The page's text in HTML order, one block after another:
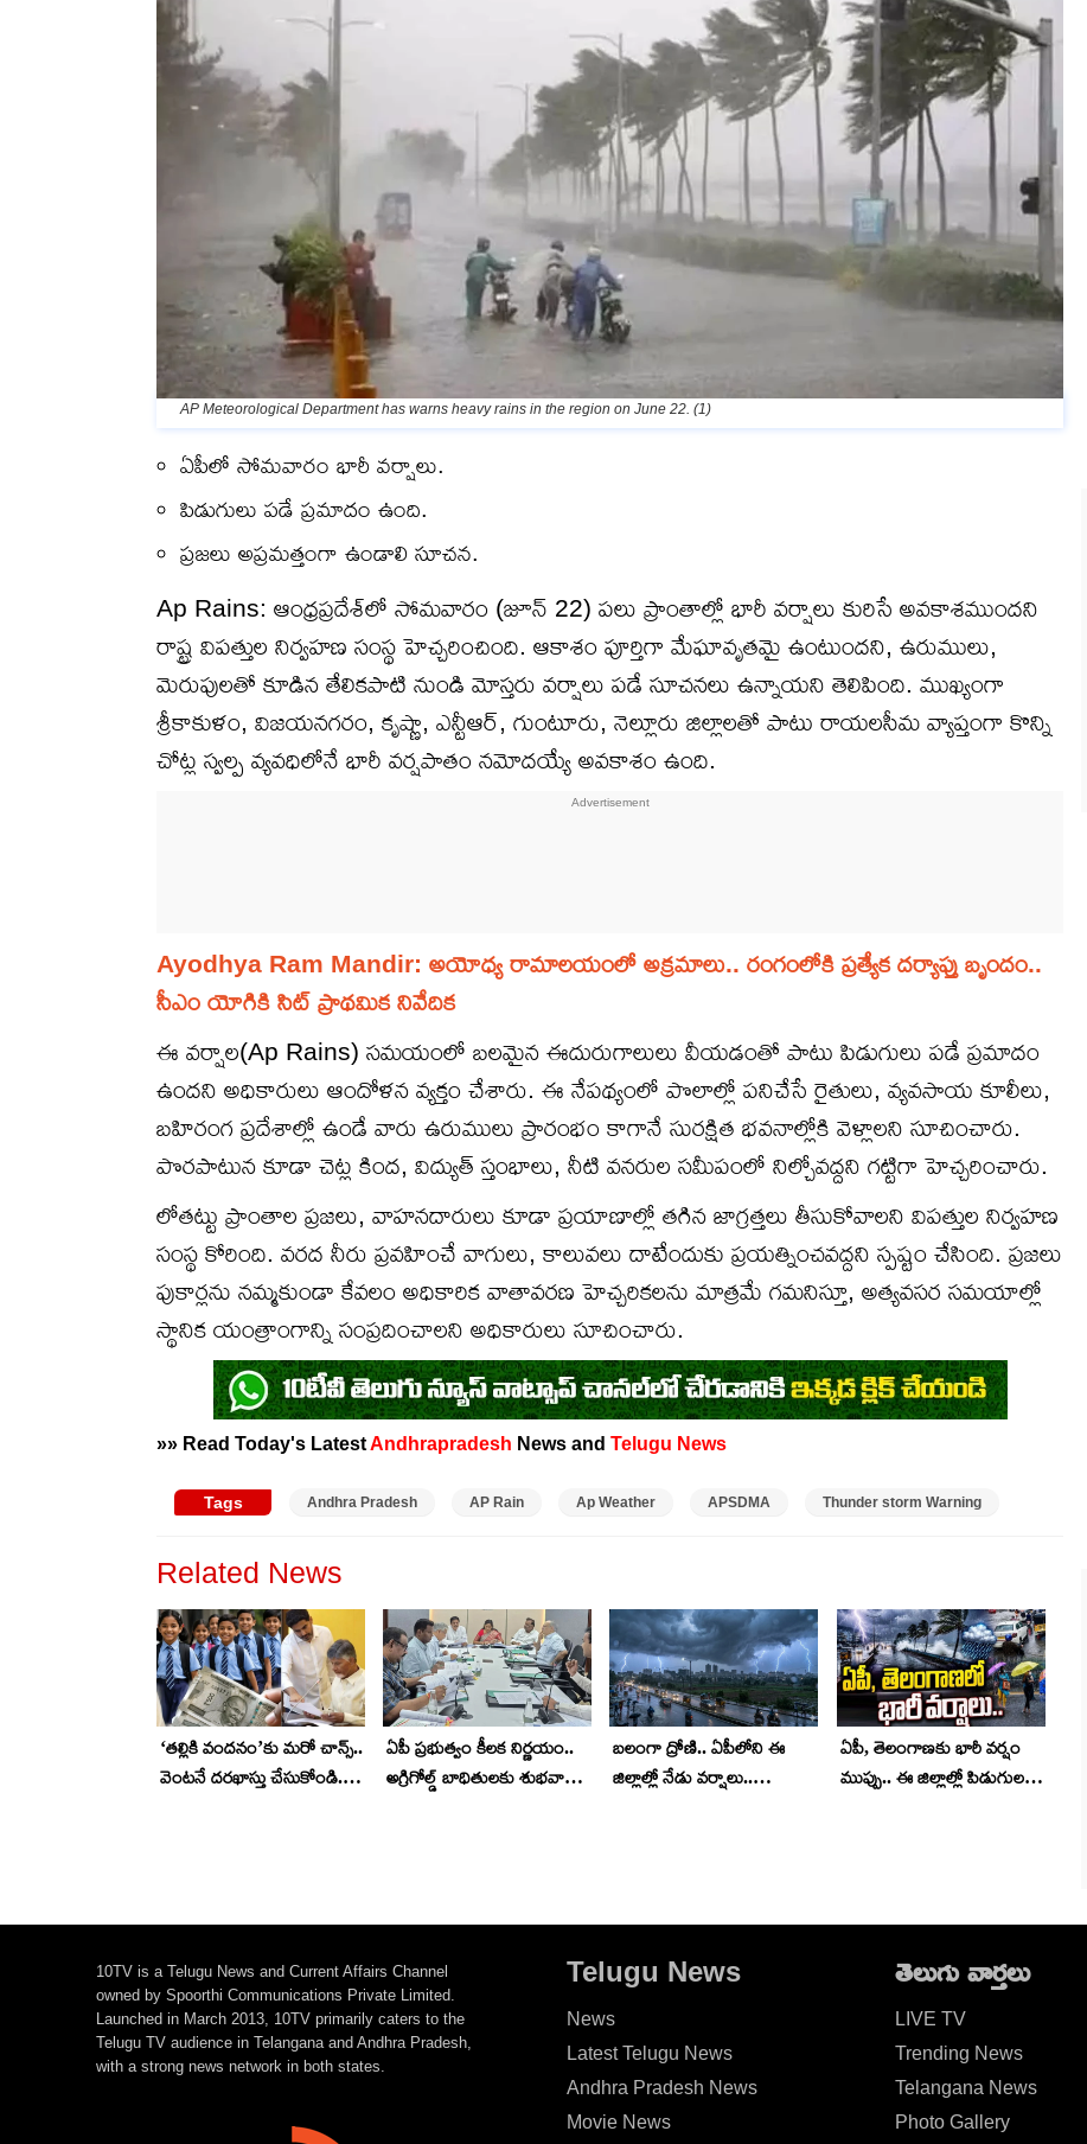
AP Meteorological Department has warns heavy rains in the region on June 22. (1)
ఏపీలో సోమవారం భారీ వర్షాలు.
పిడుగులు పడే ప్రమాదం ఉంది.
ప్రజలు అప్రమత్తంగా ఉండాలి సూచన.
Ap Rains: ఆంధ్రప్రదేశ్‌లో సోమవారం (జూన్ 22) పలు ప్రాంతాల్లో భారీ వర్షాలు కురిసే అవకాశముందని
రాష్ట్ర విపత్తుల నిర్వహణ సంస్థ హెచ్చరించింది. ఆకాశం పూర్తిగా మేఘావృతమై ఉంటుందని, ఉరుములు,
మెరుపులతో కూడిన తేలికపాటి నుండి మోస్తరు వర్షాలు పడే సూచనలు ఉన్నాయని తెలిపింది. ముఖ్యంగా
శ్రీకాకుళం, విజయనగరం, కృష్ణా, ఎన్టీఆర్, గుంటూరు, నెల్లూరు జిల్లాలతో పాటు రాయలసీమ వ్యాప్తంగా కొన్ని
చోట్ల స్వల్ప వ్యవధిలోనే భారీ వర్షపాతం నమోదయ్యే అవకాశం ఉంది.
Ayodhya Ram Mandir: అయోధ్య రామాలయంలో అక్రమాలు.. రంగంలోకి ప్రత్యేక దర్యాప్తు బృందం..
సీఎం యోగికి సిట్ ప్రాథమిక నివేదిక
ఈ వర్షాల(Ap Rains) సమయంలో బలమైన ఈదురుగాలులు వీయడంతో పాటు పిడుగులు పడే ప్రమాదం
ఉందని అధికారులు ఆందోళన వ్యక్తం చేశారు. ఈ నేపథ్యంలో పొలాల్లో పనిచేసే రైతులు, వ్యవసాయ కూలీలు,
బహిరంగ ప్రదేశాల్లో ఉండే వారు ఉరుములు ప్రారంభం కాగానే సురక్షిత భవనాల్లోకి వెళ్లాలని సూచించారు.
పొరపాటున కూడా చెట్ల కింద, విద్యుత్ స్తంభాలు, నీటి వనరుల సమీపంలో నిల్చోవద్దని గట్టిగా హెచ్చరించారు.
లోతట్టు ప్రాంతాల ప్రజలు, వాహనదారులు కూడా ప్రయాణాల్లో తగిన జాగ్రత్తలు తీసుకోవాలని విపత్తుల నిర్వహణ
సంస్థ కోరింది. వరద నీరు ప్రవహించే వాగులు, కాలువలు దాటేందుకు ప్రయత్నించవద్దని స్పష్టం చేసింది. ప్రజలు
పుకార్లను నమ్మకుండా కేవలం అధికారిక వాతావరణ హెచ్చరికలను మాత్రమే గమనిస్తూ, అత్యవసర సమయాల్లో
స్థానిక యంత్రాంగాన్ని సంప్రదించాలని అధికారులు సూచించారు.
»» Read Today's LatestAndhrapradesh News and Telugu News
Tags Andhra Pradesh AP Rain Ap Weather APSDMA Thunder storm Warning
Related News
‘తల్లికి వందనం’కు మరో చాన్స్..
వెంటనే దరఖాస్తు చేసుకోండి..
ఏపీ ప్రభుత్వం కీలక నిర్ణయం..
అగ్రిగోల్డ్ బాధితులకు శుభవార్త..
బలంగా ద్రోణి.. ఏపీలోని ఈ
జిల్లాల్లో నేడు వర్షాలు..
ఏపీ, తెలంగాణకు భారీ వర్షం
ముప్పు.. ఈ జిల్లాల్లో పిడుగులతో
10TV is a Telugu News and Current Affairs Channel
owned by Spoorthi Communications Private Limited.
Launched in March 2013, 10TV primarily caters to the
Telugu TV audience in Telangana and Andhra Pradesh,
with a strong news network in both states.
Telugu News
News
Latest Telugu News
Andhra Pradesh News
Movie News
తెలుగు వార్తలు
LIVE TV
Trending News
Telangana News
Photo Gallery